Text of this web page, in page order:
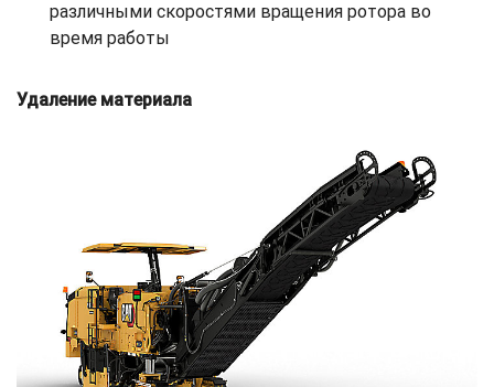
различными скоростями вращения ротора во
время работы
Удаление материала